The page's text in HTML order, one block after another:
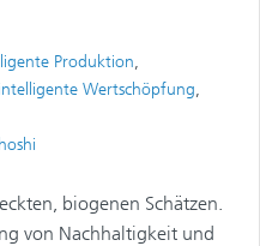
Produktion,
Wertschöpfung,
biogenen Schätzen.
von Nachhaltigkeit und